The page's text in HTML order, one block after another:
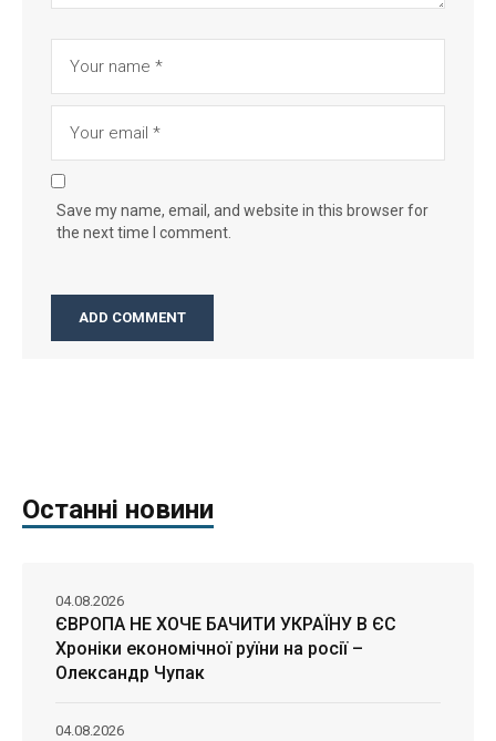
Save my name, email, and website in this browser for
the next time I comment.
Останні новини
ЄВРОПА НЕ ХОЧЕ БАЧИТИ УКРАЇНУ В ЄС
Хроніки економічної руїни на росії –
Олександр Чупак
04.08.2026
04.08.2026